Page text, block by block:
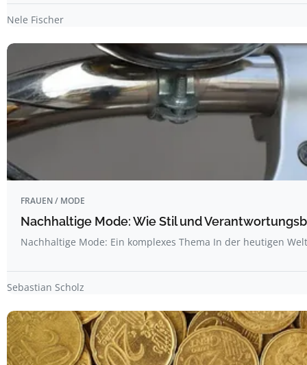
Nele Fischer
FRAUEN / MODE
Nachhaltige Mode: Wie Stil und
Nachhaltige Mode: Ein komplexes Thema In der heutigen
Sebastian Scholz